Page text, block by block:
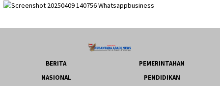
BERITA
PEMERINTAHAN
NASIONAL
PENDIDIKAN